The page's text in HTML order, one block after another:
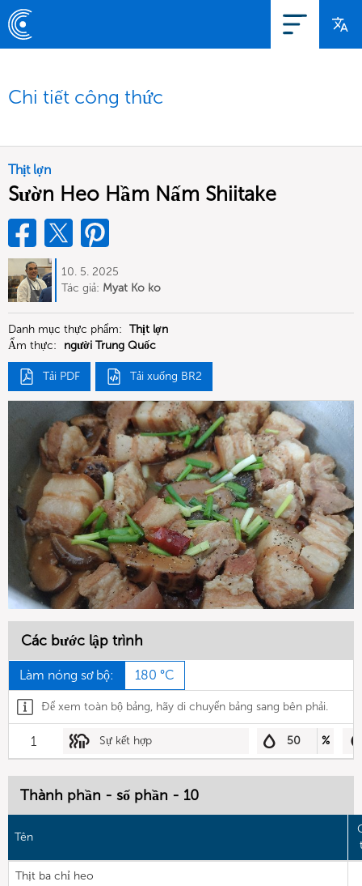
Chi tiết công thức
Thịt lợn
Sườn Heo Hầm Nấm Shiitake
10. 5. 2025
Tác giả: Myat Ko ko
Danh mục thực phẩm: Thịt lợn
Ẩm thực:
người Trung Quốc
Tải PDF Tải xuống BR2
Các bước lập trình
Làm nóng sơ bộ: 180 °C
Để xem toàn bộ bảng, hãy di chuyển bảng sang bên phải.
1 Sự kết hợp 50 %
Thành phần - số phần - 10
Tên
Thịt ba chỉ heo